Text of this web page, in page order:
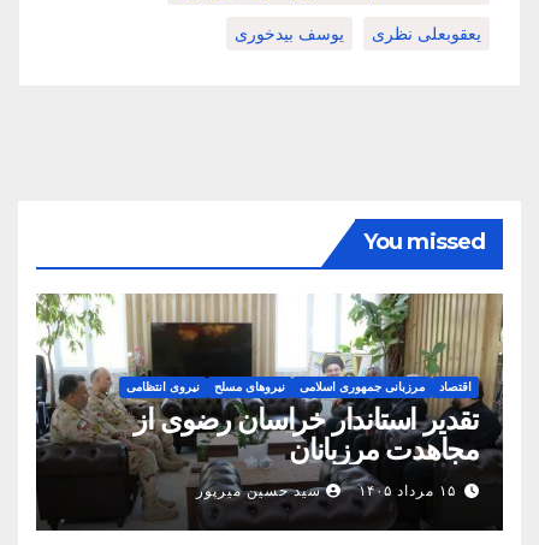
یعقوبعلی نظری یوسف بیدخوری
You missed
اقتصاد مرزبانی جمهوری اسلامی نیروهای مسلح نیروی انتظامی
تقدیر استاندار خراسان رضوی از
مجاهدت مرزبانان
۱۵ مرداد ۱۴۰۵ سید حسین میرپور